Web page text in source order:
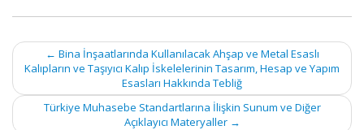
Post
navigation
← Bina İnşaatlarında Kullanılacak Ahşap ve Metal Esaslı
Kalıpların ve Taşıyıcı Kalıp İskelelerinin Tasarım, Hesap ve Yapım
Esasları Hakkında Tebliğ
Türkiye Muhasebe Standartlarına İlişkin Sunum ve Diğer
Açıklayıcı Materyaller →